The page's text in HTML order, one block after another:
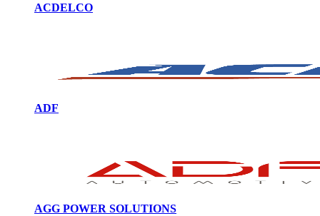
ACDELCO
ADF
AGG POWER SOLUTIONS